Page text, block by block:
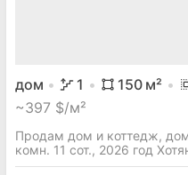
дом 1 150м²
~397 $/м²
Продам дом и коттедж,
комн. 11 сот., 2026 год